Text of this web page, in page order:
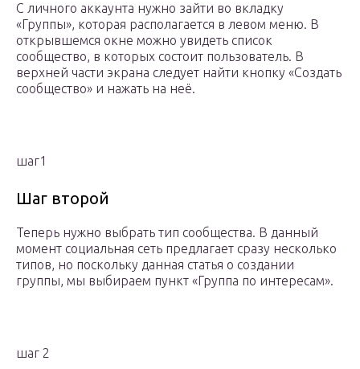
С личного аккаунта нужно зайти во вкладку
«Группы», которая располагается в левом меню. В
открывшемся окне можно увидеть список
сообщество, в которых состоит пользователь. В
верхней части экрана следует найти кнопку «Создать
сообщество» и нажать на неё.
шаг1
Шаг второй
Теперь нужно выбрать тип сообщества. В данный
момент социальная сеть предлагает сразу несколько
типов, но поскольку данная статья о создании
группы, мы выбираем пункт «Группа по интересам».
шаг 2